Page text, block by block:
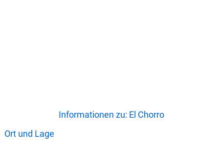
Informationen zu: El Chorro
Ort und Lage